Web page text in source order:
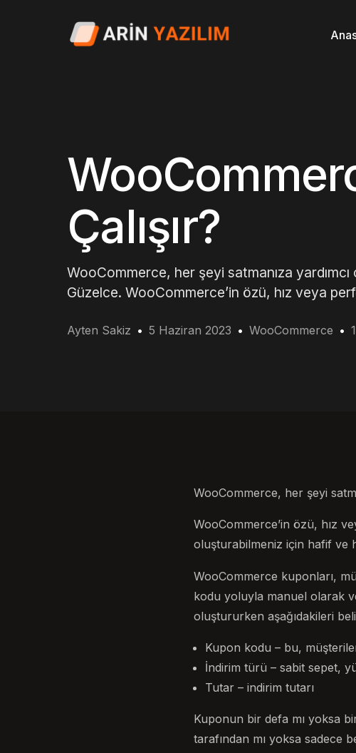
Çalışır?
WooCommerce, her şeyi satmanıza
Güzelce. WooCommerce’in özü, hız veya
Ayten Sakiz 5 Haziran 2023 WooCommerce
WooCommerce, her şeyi
WooCommerce’in özü, hız
oluşturabilmeniz için hafif ve
WooCommerce kuponları,
kodu yoluyla manuel olarak
oluştururken aşağıdakileri
Kupon kodu – bu,
İndirim türü – sabit sepet,
Tutar – indirim tutarı
Kuponun bir defa mı yoksa
tarafından mı yoksa sadece